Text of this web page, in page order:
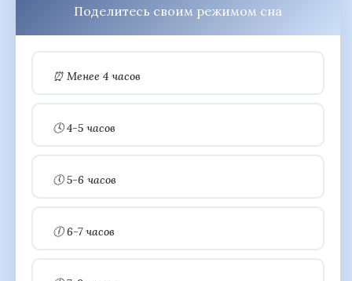
Поделитесь своим режимом сна
⏰ Менее 4 часов
🕓 4-5 часов
🕔 5-6 часов
🕕 6-7 часов